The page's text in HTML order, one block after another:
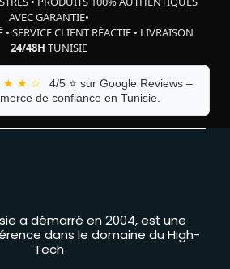
AVEC GARANTIE•
• SERVICE CLIENT RÉACTIF • LIVRAISON
24/48H TUNISIE
★ ★ ☆
4/5 ⭐ sur Google Reviews –
de confiance en Tunisie.
a démarré en 2004, est une
dans le domaine du High-
Tech